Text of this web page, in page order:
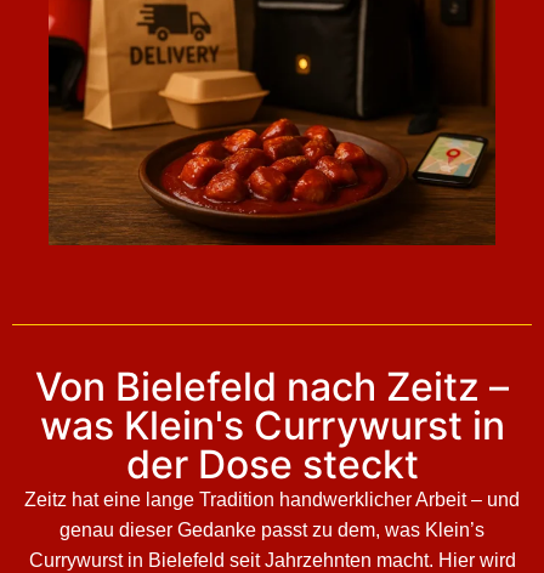
Von Bielefeld nach Zeitz –
was Klein's Currywurst in
der Dose steckt
Zeitz hat eine lange Tradition handwerklicher Arbeit – und
genau dieser Gedanke passt zu dem, was Klein’s
Currywurst in Bielefeld seit Jahrzehnten macht. Hier wird